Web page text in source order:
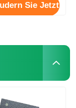
Sie Jetzt